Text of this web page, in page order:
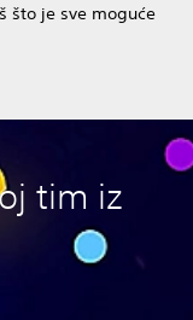
što je sve moguće
tim iz